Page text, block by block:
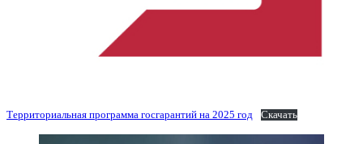
Территориальная программа госгарантий на 2025 год Скачать